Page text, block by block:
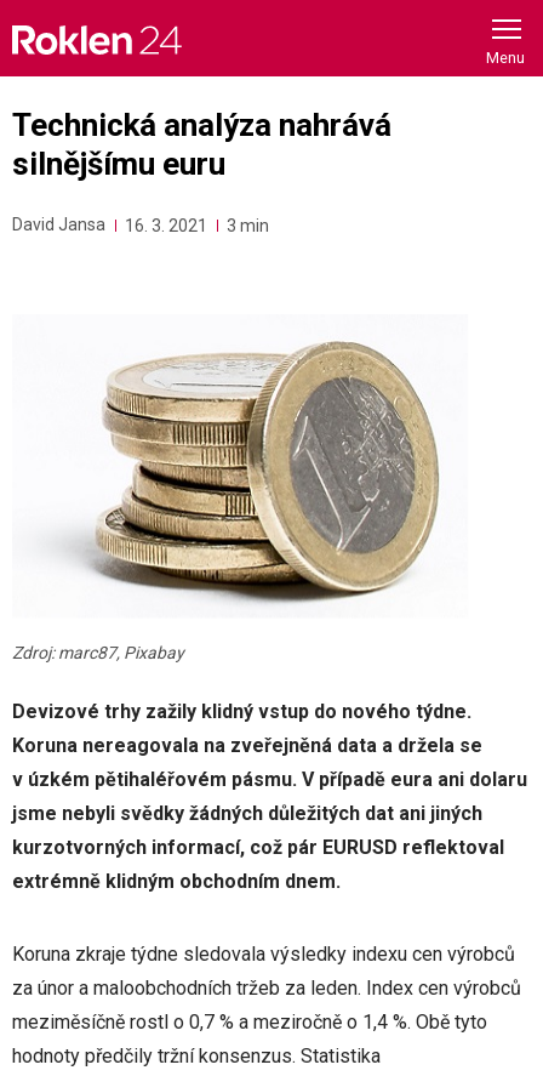
content
Technická analýza nahrává
silnějšímu euru
David Jansa 16. 3. 2021 3 min
Zdroj: marc87, Pixabay
Devizové trhy zažily klidný vstup do nového týdne.
Koruna nereagovala na zveřejněná data a držela se
v úzkém pětihaléřovém pásmu. V případě eura ani dolaru
jsme nebyli svědky žádných důležitých dat ani jiných
kurzotvorných informací, což pár EURUSD reflektoval
extrémně klidným obchodním dnem.
Koruna zkraje týdne sledovala výsledky indexu cen výrobců
za únor a maloobchodních tržeb za leden. Index cen výrobců
meziměsíčně rostl o 0,7 % a meziročně o 1,4 %. Obě tyto
hodnoty předčily tržní konsenzus. Statistika